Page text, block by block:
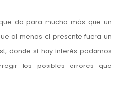
da para mucho más que un
al menos el presente fuera un
donde si hay interés podamos
los posibles errores que